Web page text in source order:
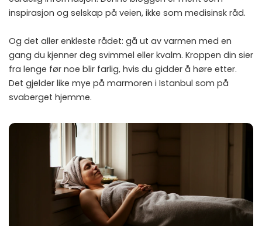
inspirasjon og selskap på veien, ikke som medisinsk råd.
Og det aller enkleste rådet: gå ut av varmen med en
gang du kjenner deg svimmel eller kvalm. Kroppen din sier
fra lenge før noe blir farlig, hvis du gidder å høre etter.
Det gjelder like mye på marmoren i Istanbul som på
svaberget hjemme.